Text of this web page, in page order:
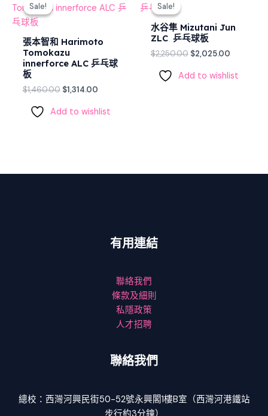
Sale!
Sale!
張本智和 Harimoto
Tomokazu
innerforce ALC 乒乓球
板
$1,460.00
was:
$1,314.00
is:
Add to wishlist
Sale!
Sale!
水谷隼 Mizutani Jun
ZLC 乒乓球板
$2,250.00
$2,250.00.
$2,025.00
Add to wishlist
有用連結
聯絡我們
條款及細則
私隱政策
人才招聘
聯絡我們
總校：西灣河興民街50-52號永興閣1樓B室（西灣河港鐵站